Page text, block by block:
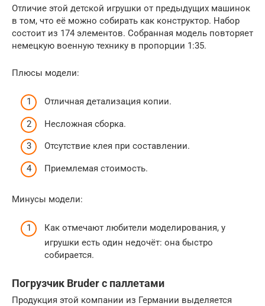
Отличие этой детской игрушки от предыдущих машинок
в том, что её можно собирать как конструктор. Набор
состоит из 174 элементов. Собранная модель повторяет
немецкую военную технику в пропорции 1:35.
Плюсы модели:
Отличная детализация копии.
Несложная сборка.
Отсутствие клея при составлении.
Приемлемая стоимость.
Минусы модели:
Как отмечают любители моделирования, у
игрушки есть один недочёт: она быстро
собирается.
Погрузчик Bruder с паллетами
Продукция этой компании из Германии выделяется